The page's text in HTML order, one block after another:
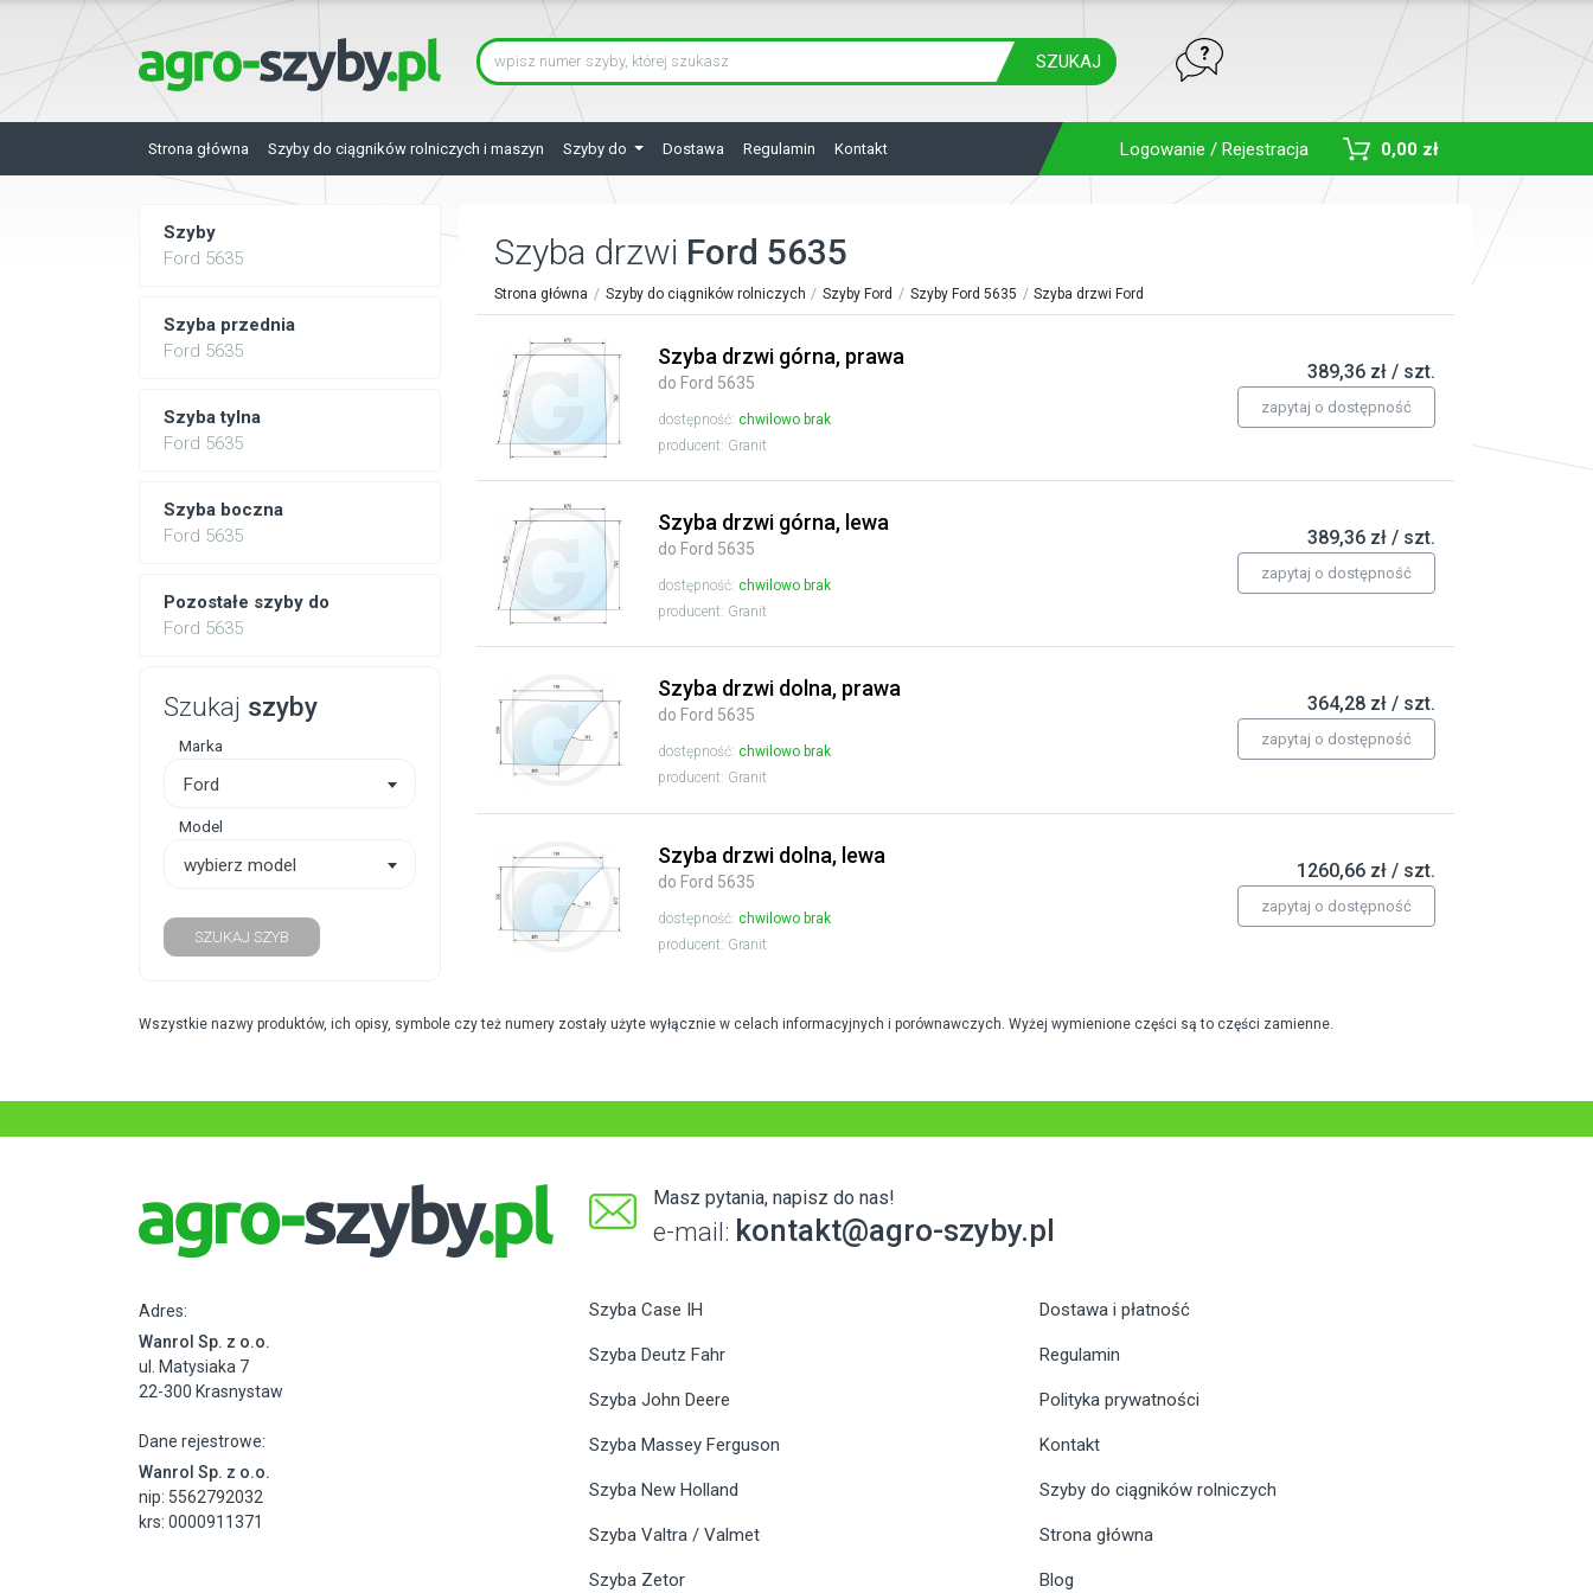
SZUKAJ
Strona główna Szyby do ciągników rolniczych i maszyn Szyby do Dostawa Regulamin Kontakt Logowanie / Rejestracja 0,00 zł
Szyby
Ford 5635
Szyba przednia
Ford 5635
Szyba tylna
Ford 5635
Szyba boczna
Ford 5635
Pozostałe szyby do
Ford 5635
Szukaj szyby
Marka
Ford
Model
wybierz model
SZUKAJ SZYB
Szyba drzwi Ford 5635
Strona główna Szyby do ciągników rolniczych Szyby Ford Szyby Ford 5635 Szyba drzwi Ford
Szyba drzwi górna, prawa
do Ford 5635
dostępność:chwilowo brak
producent: Granit
389,36 zł / szt.
zapytaj o dostępność
Szyba drzwi górna, lewa
do Ford 5635
dostępność:chwilowo brak
producent: Granit
389,36 zł / szt.
zapytaj o dostępność
Szyba drzwi dolna, prawa
do Ford 5635
dostępność:chwilowo brak
producent: Granit
364,28 zł / szt.
zapytaj o dostępność
Szyba drzwi dolna, lewa
do Ford 5635
dostępność:chwilowo brak
producent: Granit
1260,66 zł / szt.
zapytaj o dostępność
Wszystkie nazwy produktów, ich opisy, symbole czy też numery zostały użyte wyłącznie w celach informacyjnych i porównawczych. Wyżej wymienione części są to części zamienne.
Masz pytania, napisz do nas!
e-mail: kontakt@agro-szyby.pl
Adres:
Wanrol Sp. z o.o.
ul. Matysiaka 7
22-300 Krasnystaw
Dane rejestrowe:
Wanrol Sp. z o.o.
nip: 5562792032
krs: 0000911371
Szyba Case IH
Szyba Deutz Fahr
Szyba John Deere
Szyba Massey Ferguson
Szyba New Holland
Szyba Valtra / Valmet
Szyba Zetor
Dostawa i płatność
Regulamin
Polityka prywatności
Kontakt
Szyby do ciągników rolniczych
Strona główna
Blog